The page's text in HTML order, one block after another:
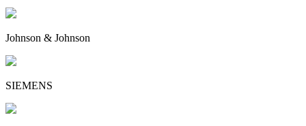
Johnson & Johnson
SIEMENS